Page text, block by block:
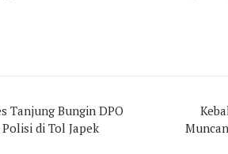
Tanjung Bungin DPO
di Tol Japek